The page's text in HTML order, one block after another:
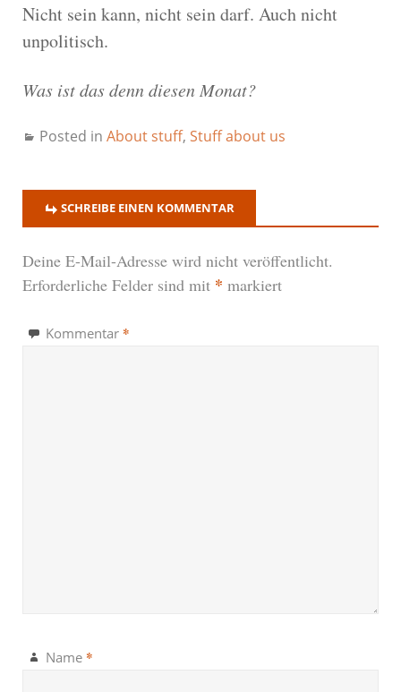
Nicht sein kann, nicht sein darf. Auch nicht
unpolitisch.
Was ist das denn diesen Monat?
Posted in About stuff, Stuff about us
SCHREIBE EINEN KOMMENTAR
Deine E-Mail-Adresse wird nicht veröffentlicht.
Erforderliche Felder sind mit * markiert
Kommentar *
Name *